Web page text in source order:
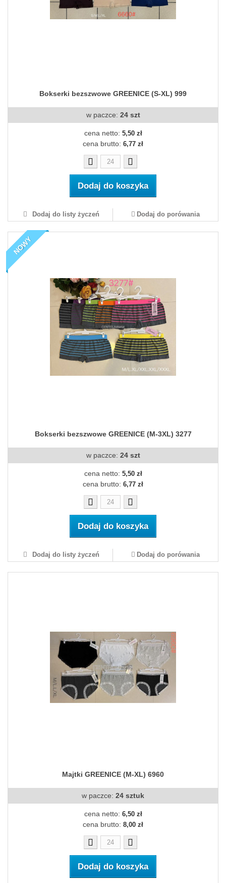
Bokserki bezszwowe GREENICE (S-XL) 999
w paczce: 24 szt
cena netto: 5,50 zł
cena brutto: 6,77 zł
Dodaj do koszyka
Dodaj do listy życzeń Dodaj do porówania
NOWY
Bokserki bezszwowe GREENICE (M-3XL) 3277
w paczce: 24 szt
cena netto: 5,50 zł
cena brutto: 6,77 zł
Dodaj do koszyka
Dodaj do listy życzeń Dodaj do porówania
Majtki GREENICE (M-XL) 6960
w paczce: 24 sztuk
cena netto: 6,50 zł
cena brutto: 8,00 zł
Dodaj do koszyka